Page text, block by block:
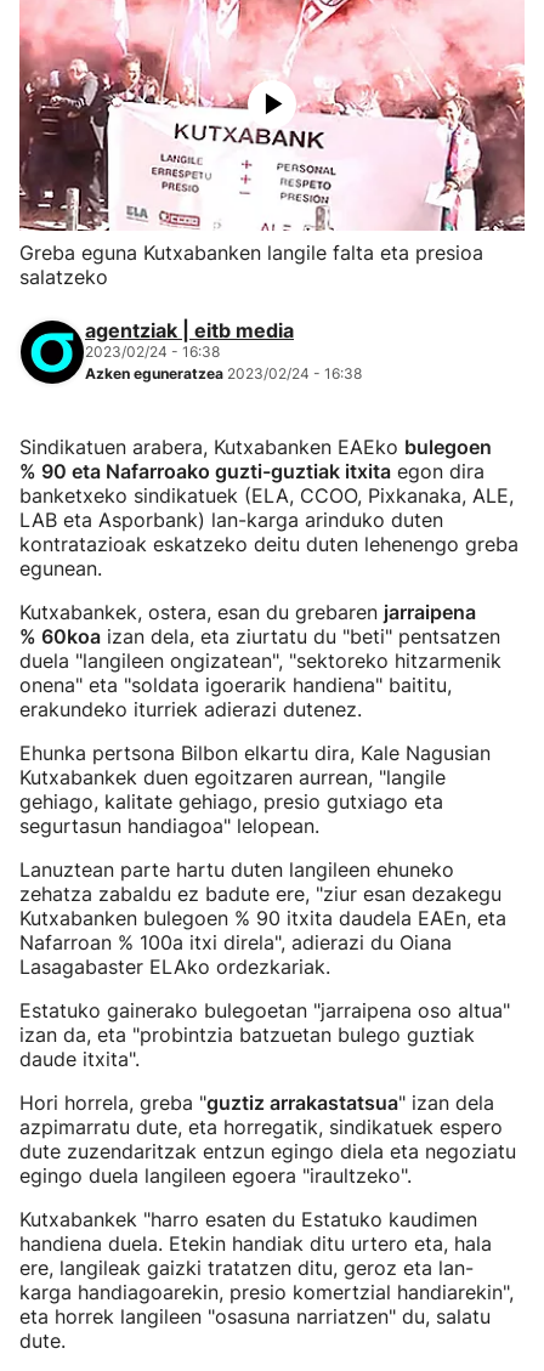
Greba eguna Kutxabanken langile falta eta presioa
salatzeko
agentziak | eitb media
2023/02/24 - 16:38
Azken eguneratzea 2023/02/24 - 16:38
Sindikatuen arabera, Kutxabanken EAEko bulegoen
% 90 eta Nafarroako guzti-guztiak itxita egon dira
banketxeko sindikatuek (ELA, CCOO, Pixkanaka, ALE,
LAB eta Asporbank) lan-karga arinduko duten
kontratazioak eskatzeko deitu duten lehenengo greba
egunean.
Kutxabankek, ostera, esan du grebaren jarraipena
% 60koa izan dela, eta ziurtatu du "beti" pentsatzen
duela "langileen ongizatean", "sektoreko hitzarmenik
onena" eta "soldata igoerarik handiena" baititu,
erakundeko iturriek adierazi dutenez.
Ehunka pertsona Bilbon elkartu dira, Kale Nagusian
Kutxabankek duen egoitzaren aurrean, "langile
gehiago, kalitate gehiago, presio gutxiago eta
segurtasun handiagoa" lelopean.
Lanuztean parte hartu duten langileen ehuneko
zehatza zabaldu ez badute ere, "ziur esan dezakegu
Kutxabanken bulegoen % 90 itxita daudela EAEn, eta
Nafarroan % 100a itxi direla", adierazi du Oiana
Lasagabaster ELAko ordezkariak.
Estatuko gainerako bulegoetan "jarraipena oso altua"
izan da, eta "probintzia batzuetan bulego guztiak
daude itxita".
Hori horrela, greba "guztiz arrakastatsua" izan dela
azpimarratu dute, eta horregatik, sindikatuek espero
dute zuzendaritzak entzun egingo diela eta negoziatu
egingo duela langileen egoera "iraultzeko".
Kutxabankek "harro esaten du Estatuko kaudimen
handiena duela. Etekin handiak ditu urtero eta, hala
ere, langileak gaizki tratatzen ditu, geroz eta lan-
karga handiagoarekin, presio komertzial handiarekin",
eta horrek langileen "osasuna narriatzen" du, salatu
dute.